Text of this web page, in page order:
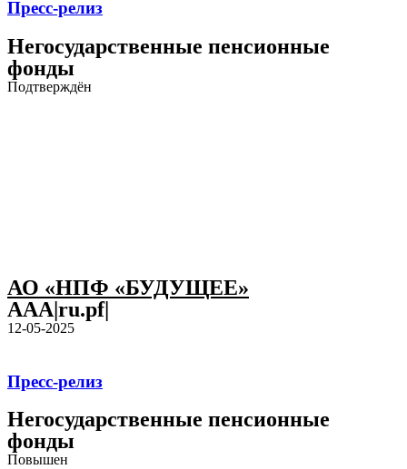
Пресс-релиз
Негосударственные пенсионные
фонды
Подтверждён
АО «НПФ «БУДУЩЕЕ»
AAA|ru.pf|
12-05-2025
Пресс-релиз
Негосударственные пенсионные
фонды
Повышен